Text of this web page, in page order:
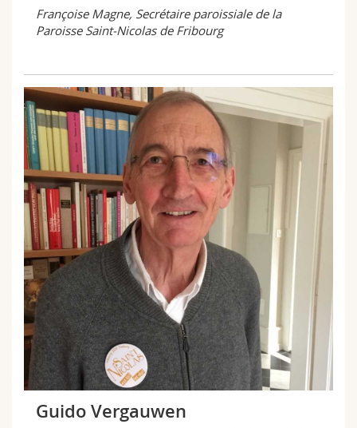
Françoise Magne, Secrétaire paroissiale de la
Paroisse Saint-Nicolas de Fribourg
Guido Vergauwen